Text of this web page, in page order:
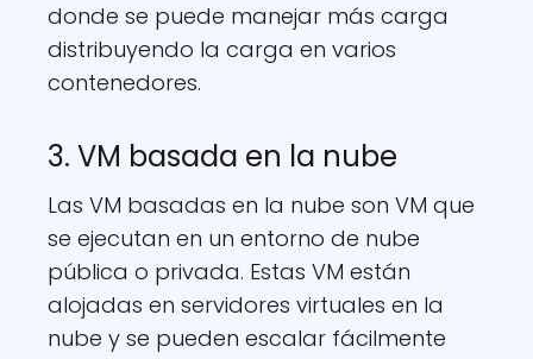
donde se puede manejar más carga
distribuyendo la carga en varios
contenedores.
3. VM basada en la nube
Las VM basadas en la nube son VM que
se ejecutan en un entorno de nube
pública o privada. Estas VM están
alojadas en servidores virtuales en la
nube y se pueden escalar fácilmente